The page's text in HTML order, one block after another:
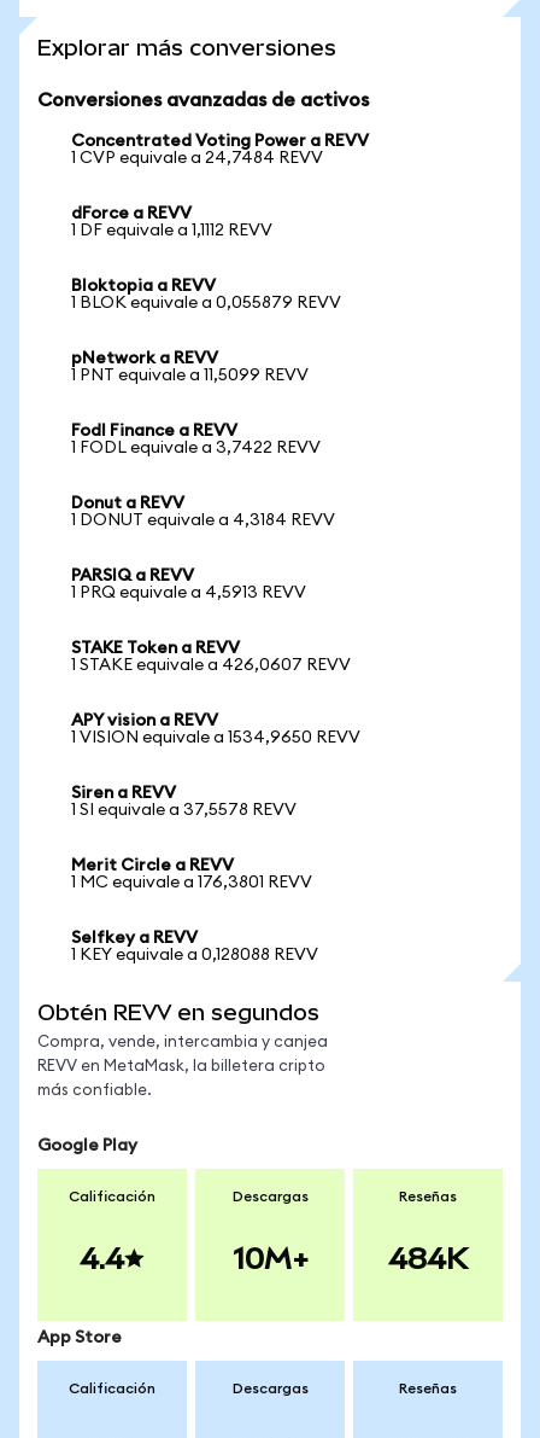
Explorar más conversiones
Conversiones avanzadas de activos
Concentrated Voting Power a REVV
1 CVP equivale a 24,7484 REVV
dForce a REVV
1 DF equivale a 1,1112 REVV
Bloktopia a REVV
1 BLOK equivale a 0,055879 REVV
pNetwork a REVV
1 PNT equivale a 11,5099 REVV
Fodl Finance a REVV
1 FODL equivale a 3,7422 REVV
Donut a REVV
1 DONUT equivale a 4,3184 REVV
PARSIQ a REVV
1 PRQ equivale a 4,5913 REVV
STAKE Token a REVV
1 STAKE equivale a 426,0607 REVV
APY vision a REVV
1 VISION equivale a 1534,9650 REVV
Siren a REVV
1 SI equivale a 37,5578 REVV
Merit Circle a REVV
1 MC equivale a 176,3801 REVV
Selfkey a REVV
1 KEY equivale a 0,128088 REVV
Obtén REVV en segundos
Compra, vende, intercambia y canjea
REVV en MetaMask, la billetera cripto
más confiable.
Google Play
Calificación
4.4
Descargas
10M+
Reseñas
484K
App Store
Calificación Descargas Reseñas